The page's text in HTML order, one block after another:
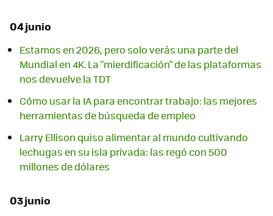
04 junio
Estamos en 2026, pero solo verás una parte del
Mundial en 4K. La "mierdificación" de las plataformas
nos devuelve la TDT
Cómo usar la IA para encontrar trabajo: las mejores
herramientas de búsqueda de empleo
Larry Ellison quiso alimentar al mundo cultivando
lechugas en su isla privada: las regó con 500
millones de dólares
03 junio